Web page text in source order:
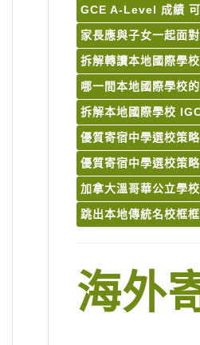
GCE A-Level 成績
家長應與子女一起面
拆解轉讀本地國際學
哪一間本地國際學校
拆解本地國際學校
優質寄宿中學選校策
優質寄宿中學選校策
加拿大溫哥華公立學
跳出本地傳統名校框
海外